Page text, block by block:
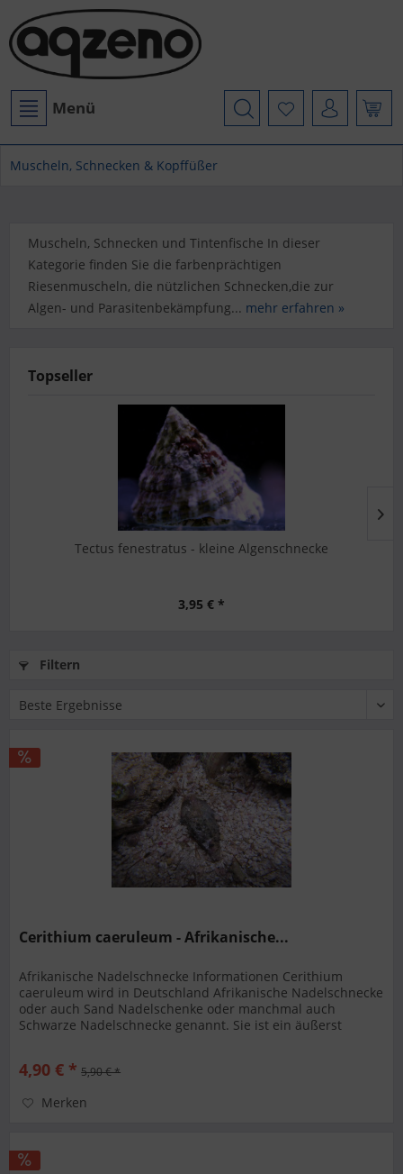
Menü
Muscheln, Schnecken & Kopffüßer
Muscheln, Schnecken und Tintenfische In dieser
Kategorie finden Sie die farbenprächtigen
Riesenmuscheln, die nützlichen Schnecken,die zur
Algen- und Parasitenbekämpfung... mehr erfahren »
Topseller
Tectus fenestratus - kleine Algenschnecke
3,95 € *
Filtern
Cerithium caeruleum - Afrikanische...
Afrikanische Nadelschnecke Informationen Cerithium
caeruleum wird in Deutschland Afrikanische Nadelschnecke
oder auch Sand Nadelschenke oder manchmal auch
Schwarze Nadelschnecke genannt. Sie ist ein äußerst
4,90 € * 5,90 € *
Merken